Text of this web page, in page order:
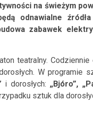
na świeżym
odnawialne
zabawek
teatralny.
W programie
i dorosłych: „Bjóro”,
sztuk dla